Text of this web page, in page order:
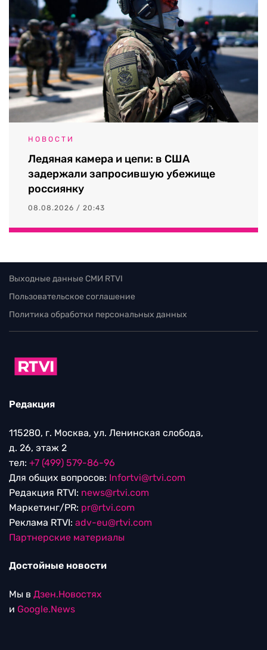
НОВОСТИ
Ледяная камера и цепи: в США
задержали запросившую убежище
россиянку
08.08.2026 / 20:43
Выходные данные СМИ RTVI
Пользовательское соглашение
Политика обработки персональных данных
Редакция
115280, г. Москва, ул. Ленинская слобода,
д. 26, этаж 2
тел: +7 (499) 579-86-96
Для общих вопросов: Infortvi@rtvi.com
Редакция RTVI: news@rtvi.com
Маркетинг/PR: pr@rtvi.com
Реклама RTVI: adv-eu@rtvi.com
Партнерские материалы
Достойные новости
Мы в Дзен.Новостях
и Google.News